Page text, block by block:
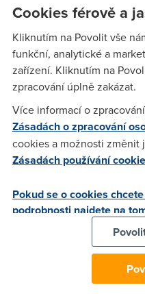
Annex-B. Rhino to už
už zapadla někde v
bych to ještě jednou
NUTNĚ sehnat a nějak se
Petr(14.10.2004 09:53:20)
Chtěj jsem to dát to
es te be(14.10.2004
určitě existuje ale už ho
ho sehant jinak je to
(14.10.2004 10:51:27)
Cookies férově a
Kliknutím na Povolit vše
funkční, analytické a
zařízení. Kliknutím na
zpracování úplně zakázat.
Více informací o
Zásadách o zpracování
cookies a možnosti
Zásadách používání
Pokud se o cookies
podrobnosti najdete na